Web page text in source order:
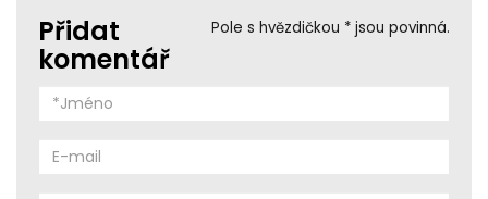
Pole s hvězdičkou * jsou povinná.
Přidat
komentář